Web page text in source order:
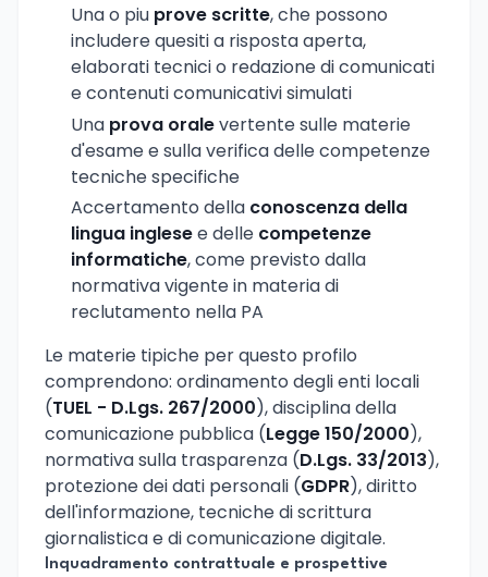
Una o piu prove scritte, che possono
includere quesiti a risposta aperta,
elaborati tecnici o redazione di comunicati
e contenuti comunicativi simulati
Una prova oralevertente sulle materie
d'esame e sulla verifica delle competenze
tecniche specifiche
Accertamento della conoscenza della
lingua inglesee delle competenze
informatiche, come previsto dalla
normativa vigente in materia di
reclutamento nella PA
Le materie tipiche per questo profilo
comprendono: ordinamento degli enti locali
(TUEL - D.Lgs. 267/2000), disciplina della
comunicazione pubblica (Legge 150/2000),
normativa sulla trasparenza (D.Lgs. 33/2013),
protezione dei dati personali (GDPR), diritto
dell'informazione, tecniche di scrittura
giornalistica e di comunicazione digitale.
Inquadramento contrattuale e prospettive